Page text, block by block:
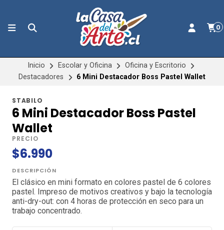
0
Inicio Escolar y Oficina
Oficina y Escritorio
Destacadores
6 Mini Destacador Boss Pastel Wallet
STABILO
6 Mini Destacador Boss Pastel
Wallet
PRECIO
$6.990
DESCRIPCIÓN
El clásico en mini formato en colores pastel de 6 colores
pastel. Impreso de motivos creativos y bajo la tecnología
anti-dry-out: con 4 horas de protección en seco para un
trabajo concentrado.